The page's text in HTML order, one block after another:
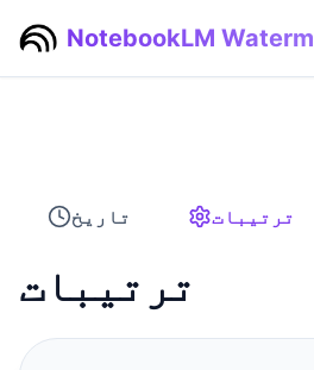
NotebookLM
تاریخ ترتیبات
ترتیبات